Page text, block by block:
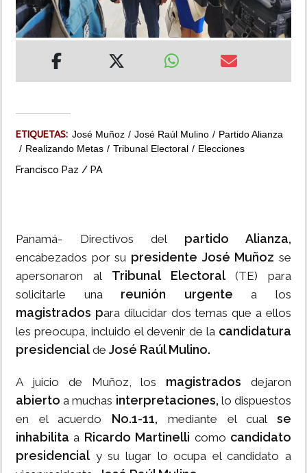
MULTIMEDIA
ETIQUETAS: José Muñoz José Raúl Mulino
Partido Alianza
Realizando Metas
Tribunal Electoral Elecciones
Francisco Paz / PA
Panamá- Directivos del partido Alianza,
encabezados por su presidente José Muñoz se
apersonaron al Tribunal Electoral (TE) para
solicitarle una reunión urgentea los
magistrados para dilucidar dos temas que a ellos
les preocupa, incluido el devenir de la candidatura
presidencialde José Raúl Mulino.
A juicio de Muñoz, los magistradosdejaron
abierto a muchas interpretaciones, lo dispuestos
en el acuerdo No.1-11, mediante el cualse
inhabilita a Ricardo Martinelli como candidato
presidencialy su lugar lo ocupa el candidato a